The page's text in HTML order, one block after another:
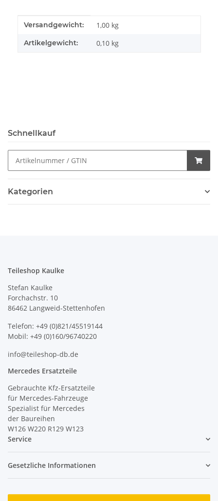
Produkteigenschaft
Wert
Versandgewicht: 1,00 kg
Artikelgewicht: 0,10 kg
Schnellkauf
Kategorien
Teileshop Kaulke
Stefan Kaulke
Forchachstr. 10
86462 Langweid-Stettenhofen
Telefon: +49 (0)821/45519144
Mobil: +49 (0)160/96740220
info@teileshop-db.de
Mercedes Ersatzteile
Gebrauchte Kfz-Ersatzteile
für Mercedes-Fahrzeuge
Spezialist für Mercedes
der Baureihen
W126 W220 R129 W123
Service
Gesetzliche Informationen